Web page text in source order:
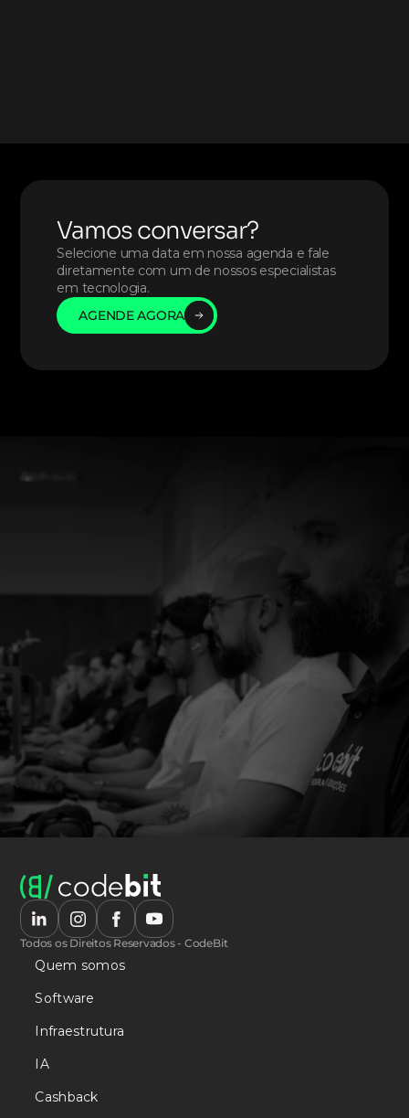
Vamos conversar?
Selecione uma data em nossa agenda e fale
diretamente com um de nossos especialistas
em tecnologia.
AGENDE AGORA
AGENDE AGORA
AGENDE AGORA
Todos os Direitos Reservados - CodeBit
Quem somos
Software
Infraestrutura
IA
Cashback